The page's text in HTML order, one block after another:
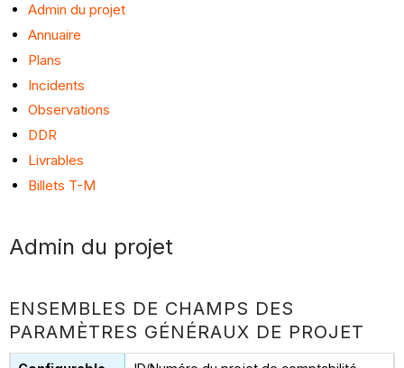
Admin du projet
Annuaire
Plans
Incidents
Observations
DDR
Livrables
Billets T-M
Admin du projet
ENSEMBLES DE CHAMPS DES
PARAMÈTRES GÉNÉRAUX DE PROJET